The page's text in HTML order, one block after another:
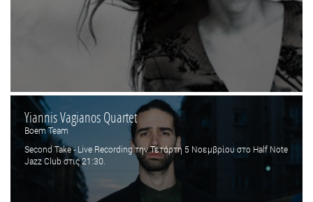
Yiannis Vagianos Quartet
Boem Team
Second Take - Live Recording την Τετάρτη 5 Νοεμβρίου στο Half Note
Jazz Club στις 21:30.